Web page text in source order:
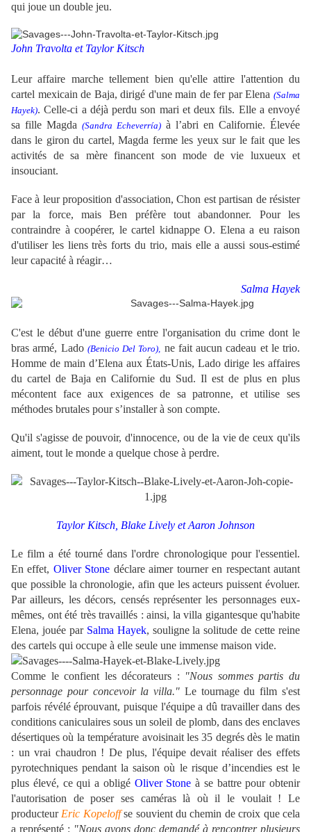
qui joue un double jeu.
John Travolta et Taylor Kitsch
Leur affaire marche tellement bien qu'elle attire l'attention du
cartel mexicain de Baja, dirigé d'une main de fer par Elena (Salma
Hayek). Celle-ci a déjà perdu son mari et deux fils. Elle a envoyé
sa fille Magda (Sandra Echeverría) à l’abri en Californie. Élevée
dans le giron du cartel, Magda ferme les yeux sur le fait que les
activités de sa mère financent son mode de vie luxueux et
insouciant.
Face à leur proposition d'association, Chon est partisan de résister
par la force, mais Ben préfère tout abandonner. Pour les
contraindre à coopérer, le cartel kidnappe O. Elena a eu raison
d'utiliser les liens très forts du trio, mais elle a aussi sous-estimé
leur capacité à réagir…
Salma Hayek
C'est le début d'une guerre entre l'organisation du crime dont le
bras armé, Lado (Benicio Del Toro), ne fait aucun cadeau et le trio.
Homme de main d’Elena aux États-Unis, Lado dirige les affaires
du cartel de Baja en Californie du Sud. Il est de plus en plus
mécontent face aux exigences de sa patronne, et utilise ses
méthodes brutales pour s’installer à son compte.
Qu'il s'agisse de pouvoir, d'innocence, ou de la vie de ceux qu'ils
aiment, tout le monde a quelque chose à perdre.
Taylor Kitsch, Blake Lively et Aaron Johnson
Le film a été tourné dans l'ordre chronologique pour l'essentiel.
En effet, Oliver Stone déclare aimer tourner en respectant autant
que possible la chronologie, afin que les acteurs puissent évoluer.
Par ailleurs, les décors, censés représenter les personnages eux-
mêmes, ont été très travaillés : ainsi, la villa gigantesque qu'habite
Elena, jouée par Salma Hayek, souligne la solitude de cette reine
des cartels qui occupe à elle seule une immense maison vide.
Comme le confient les décorateurs : "Nous sommes partis du
personnage pour concevoir la villa." Le tournage du film s'est
parfois révélé éprouvant, puisque l'équipe a dû travailler dans des
conditions caniculaires sous un soleil de plomb, dans des enclaves
désertiques où la température avoisinait les 35 degrés dès le matin
: un vrai chaudron ! De plus, l'équipe devait réaliser des effets
pyrotechniques pendant la saison où le risque d’incendies est le
plus élevé, ce qui a obligé Oliver Stone à se battre pour obtenir
l'autorisation de poser ses caméras là où il le voulait ! Le
producteur Eric Kopeloffse souvient du chemin de croix que cela
a représenté : "Nous avons donc demandé à rencontrer plusieurs